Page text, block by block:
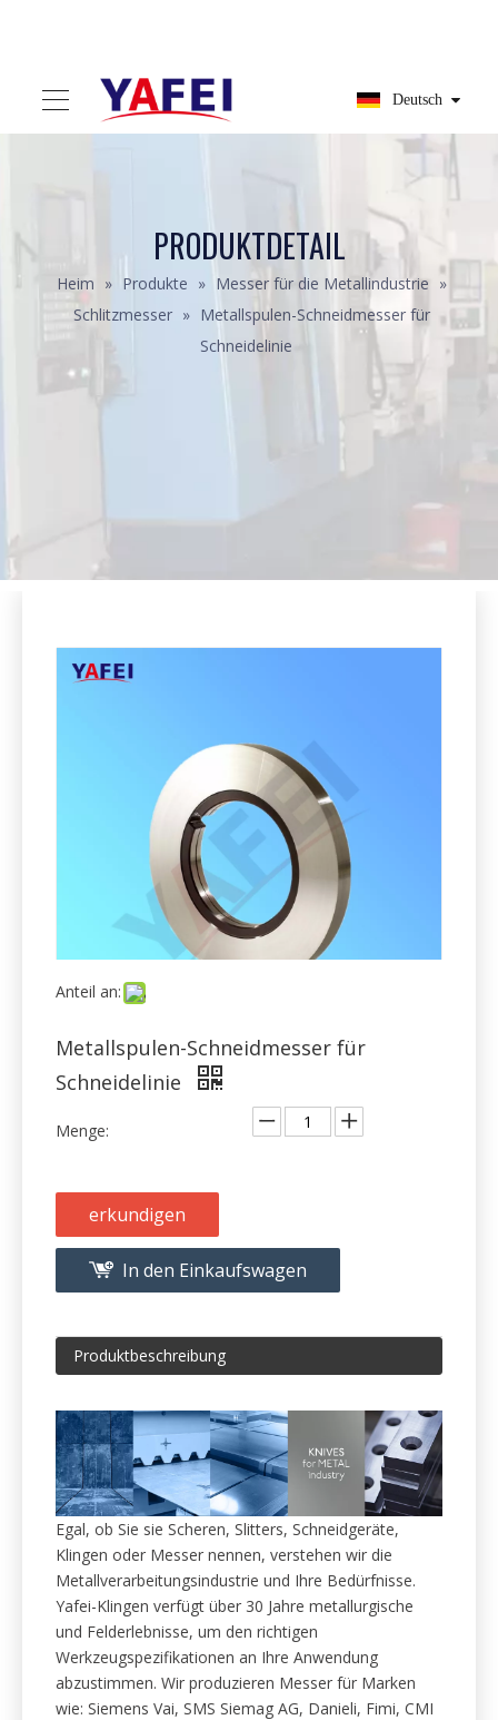
Messer für die Metallindustrie
Schlitzmesser » Metallspulen-Schneidmesser für
Schneidelinie
Schneidelinie
Menge:
erkundigen
In den Einkaufswagen
Produktbeschreibung
Egal, ob Sie sie Scheren, Slitters, Schneidgeräte,
Klingen oder Messer nennen, verstehen wir die